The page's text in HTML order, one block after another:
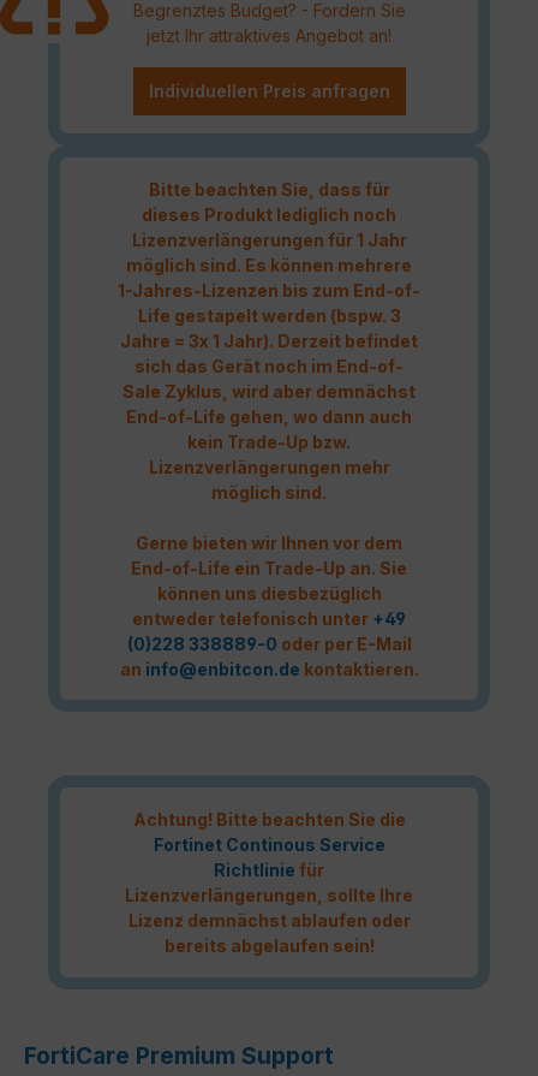
Begrenztes Budget? - Fordern Sie
jetzt Ihr attraktives Angebot an!
Individuellen Preis anfragen
Bitte beachten Sie, dass für
dieses Produkt lediglich noch
Lizenzverlängerungen für 1 Jahr
möglich sind. Es können mehrere
1-Jahres-Lizenzen bis zum End-of-
Life gestapelt werden (bspw. 3
Jahre = 3x 1 Jahr). Derzeit befindet
sich das Gerät noch im End-of-
Sale Zyklus, wird aber demnächst
End-of-Life gehen, wo dann auch
kein Trade-Up bzw.
Lizenzverlängerungen mehr
möglich sind.
Gerne bieten wir Ihnen vor dem
End-of-Life ein Trade-Up an. Sie
können uns diesbezüglich
entweder telefonisch unter +49
(0)228 338889-0 oder per E-Mail
an info@enbitcon.de kontaktieren.
Achtung! Bitte beachten Sie die
Fortinet Continous Service
Richtlinie für
Lizenzverlängerungen, sollte Ihre
Lizenz demnächst ablaufen oder
bereits abgelaufen sein!
FortiCare Premium Support